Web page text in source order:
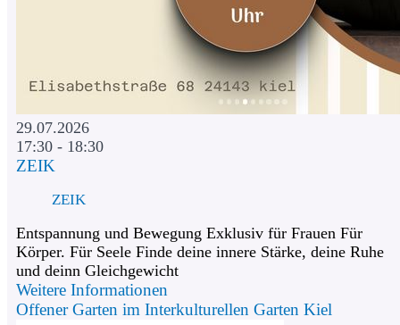
29.07.2026
17:30 - 18:30
ZEIK
ZEIK
Entspannung und Bewegung Exklusiv für Frauen Für
Körper. Für Seele Finde deine innere Stärke, deine Ruhe
und deinn Gleichgewicht
Weitere Informationen
Offener Garten im Interkulturellen Garten Kiel